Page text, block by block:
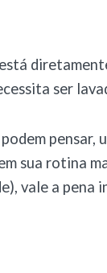
ser
pensar,
sua rotina
vale a pena